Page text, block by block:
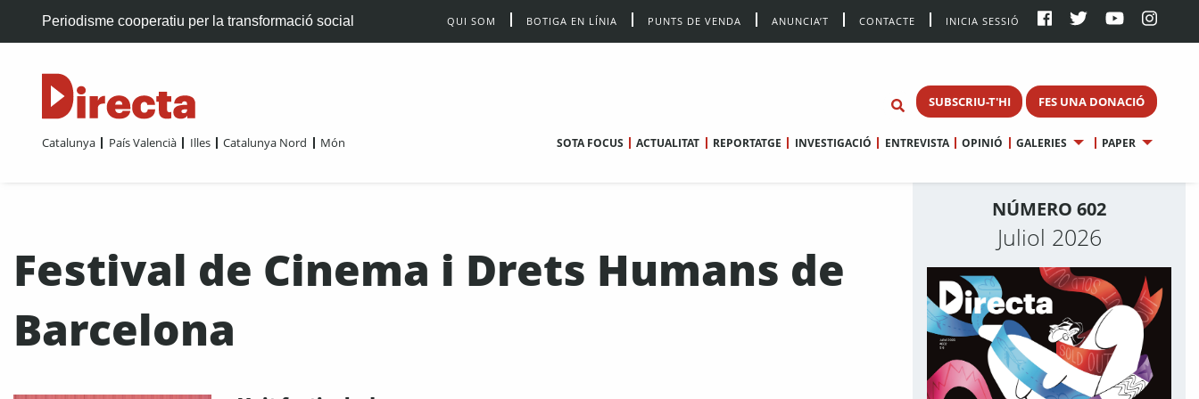
Periodisme cooperatiu per la transformació social QUI SOM BOTIGA EN LÍNIA PUNTS DE VENDA ANUNCIA’T CONTACTE INICIA SESSIÓ
SUBSCRIU-T'HI FES UNA DONACIÓ
Catalunya País Valencià Illes Catalunya Nord Món SOTA FOCUS ACTUALITAT REPORTATGE INVESTIGACIÓ ENTREVISTA OPINIÓ GALERIES PAPER
Festival de Cinema i Drets Humans de
Barcelona
NÚMERO 602
Juliol 2026